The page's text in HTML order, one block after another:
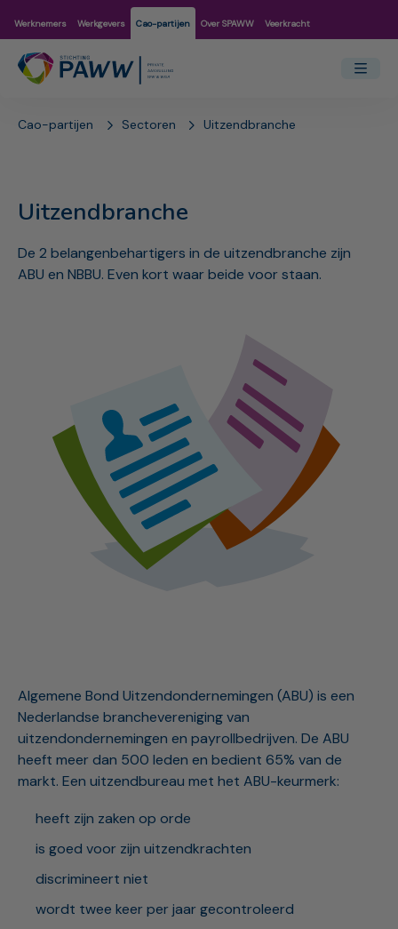
Werknemers Werkgevers Cao-partijen Over SPAWW Veerkracht
Cao-partijen Sectoren Uitzendbranche
Uitzendbranche
De 2 belangenbehartigers in de uitzendbranche zijn
ABU en NBBU. Even kort waar beide voor staan.
Algemene Bond Uitzendondernemingen (ABU) is een
Nederlandse branchevereniging van
uitzendondernemingen en payrollbedrijven. De ABU
heeft meer dan 500 leden en bedient 65% van de
markt. Een uitzendbureau met het ABU-keurmerk:
heeft zijn zaken op orde
is goed voor zijn uitzendkrachten
discrimineert niet
wordt twee keer per jaar gecontroleerd